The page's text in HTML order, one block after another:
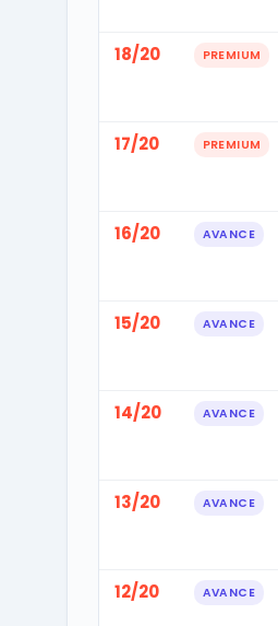
18/20 PREMIUM
17/20 PREMIUM
16/20 AVANCE
15/20 AVANCE
14/20 AVANCE
13/20 AVANCE
12/20 AVANCE